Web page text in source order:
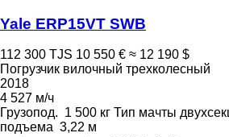
Yale ERP15VT SWB
112 300 TJS 10 550 € ≈ 12 190 $
Погрузчик вилочный трехколесный
2018
4 527 м/ч
Грузопод. 1 500 кг Тип мачты
подъема 3,22 м